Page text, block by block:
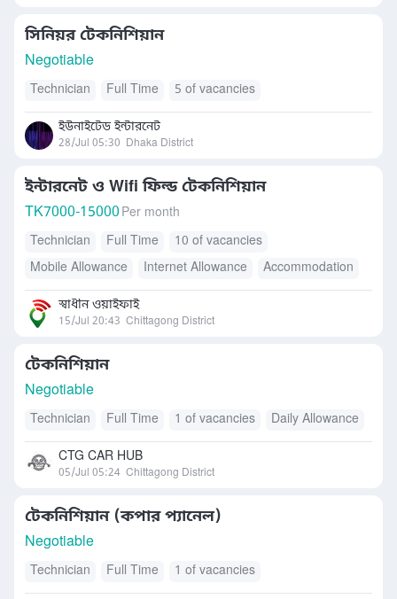
সিনিয়র টেকনিশিয়ান
Negotiable
Technician Full Time 5 of vacancies
ইউনাইটেড ইন্টারনেট
28/Jul 05:30 Dhaka District
ইন্টারনেট ও Wifi ফিল্ড টেকনিশিয়ান
TK7000-15000 Per month
Technician
Full Time
10 of vacancies
Mobile Allowance
Internet Allowance
Accommodation
Others
স্বাধীন ওয়াইফাই
15/Jul 20:43 Chittagong District
টেকনিশিয়ান
Negotiable
Technician Full Time 1 of vacancies Daily Allowance
CTG CAR HUB
05/Jul 05:24 Chittagong District
টেকনিশিয়ান (কপার প্যানেল)
Negotiable
Technician Full Time 1 of vacancies